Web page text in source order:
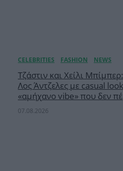
Τζάστιν και Χείλι
Λος Άντζελες με casual
«αμήχανο vibe» που δεν
07.08.2026